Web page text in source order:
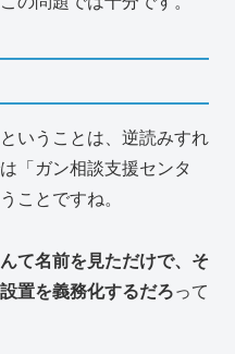
いうことは、逆読みすれ
「ガン相談支援センタ
ことですね。
て名前を見ただけで、そ
置を義務化するだろって